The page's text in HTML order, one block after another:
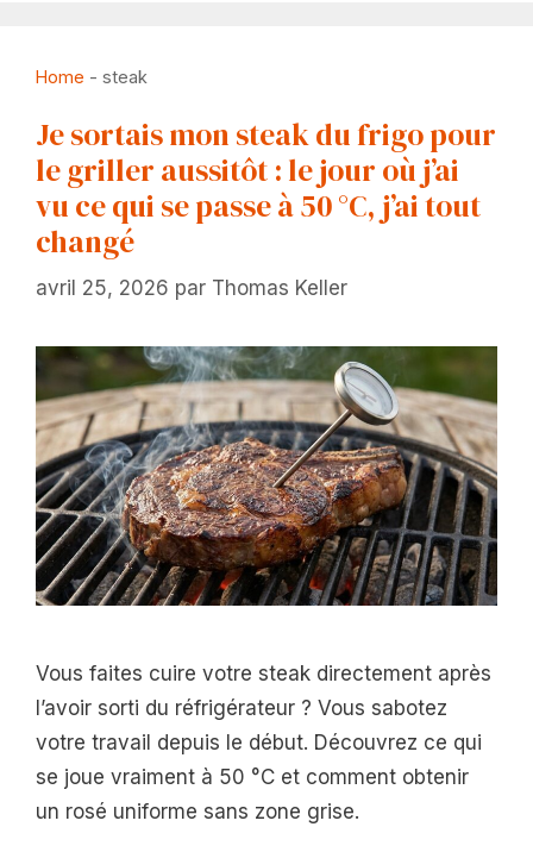
Home - steak
Je sortais mon steak du frigo pour
le griller aussitôt : le jour où j’ai
vu ce qui se passe à 50 °C, j’ai tout
changé
avril 25, 2026 par Thomas Keller
Vous faites cuire votre steak directement après
l’avoir sorti du réfrigérateur ? Vous sabotez
votre travail depuis le début. Découvrez ce qui
se joue vraiment à 50 °C et comment obtenir
un rosé uniforme sans zone grise.